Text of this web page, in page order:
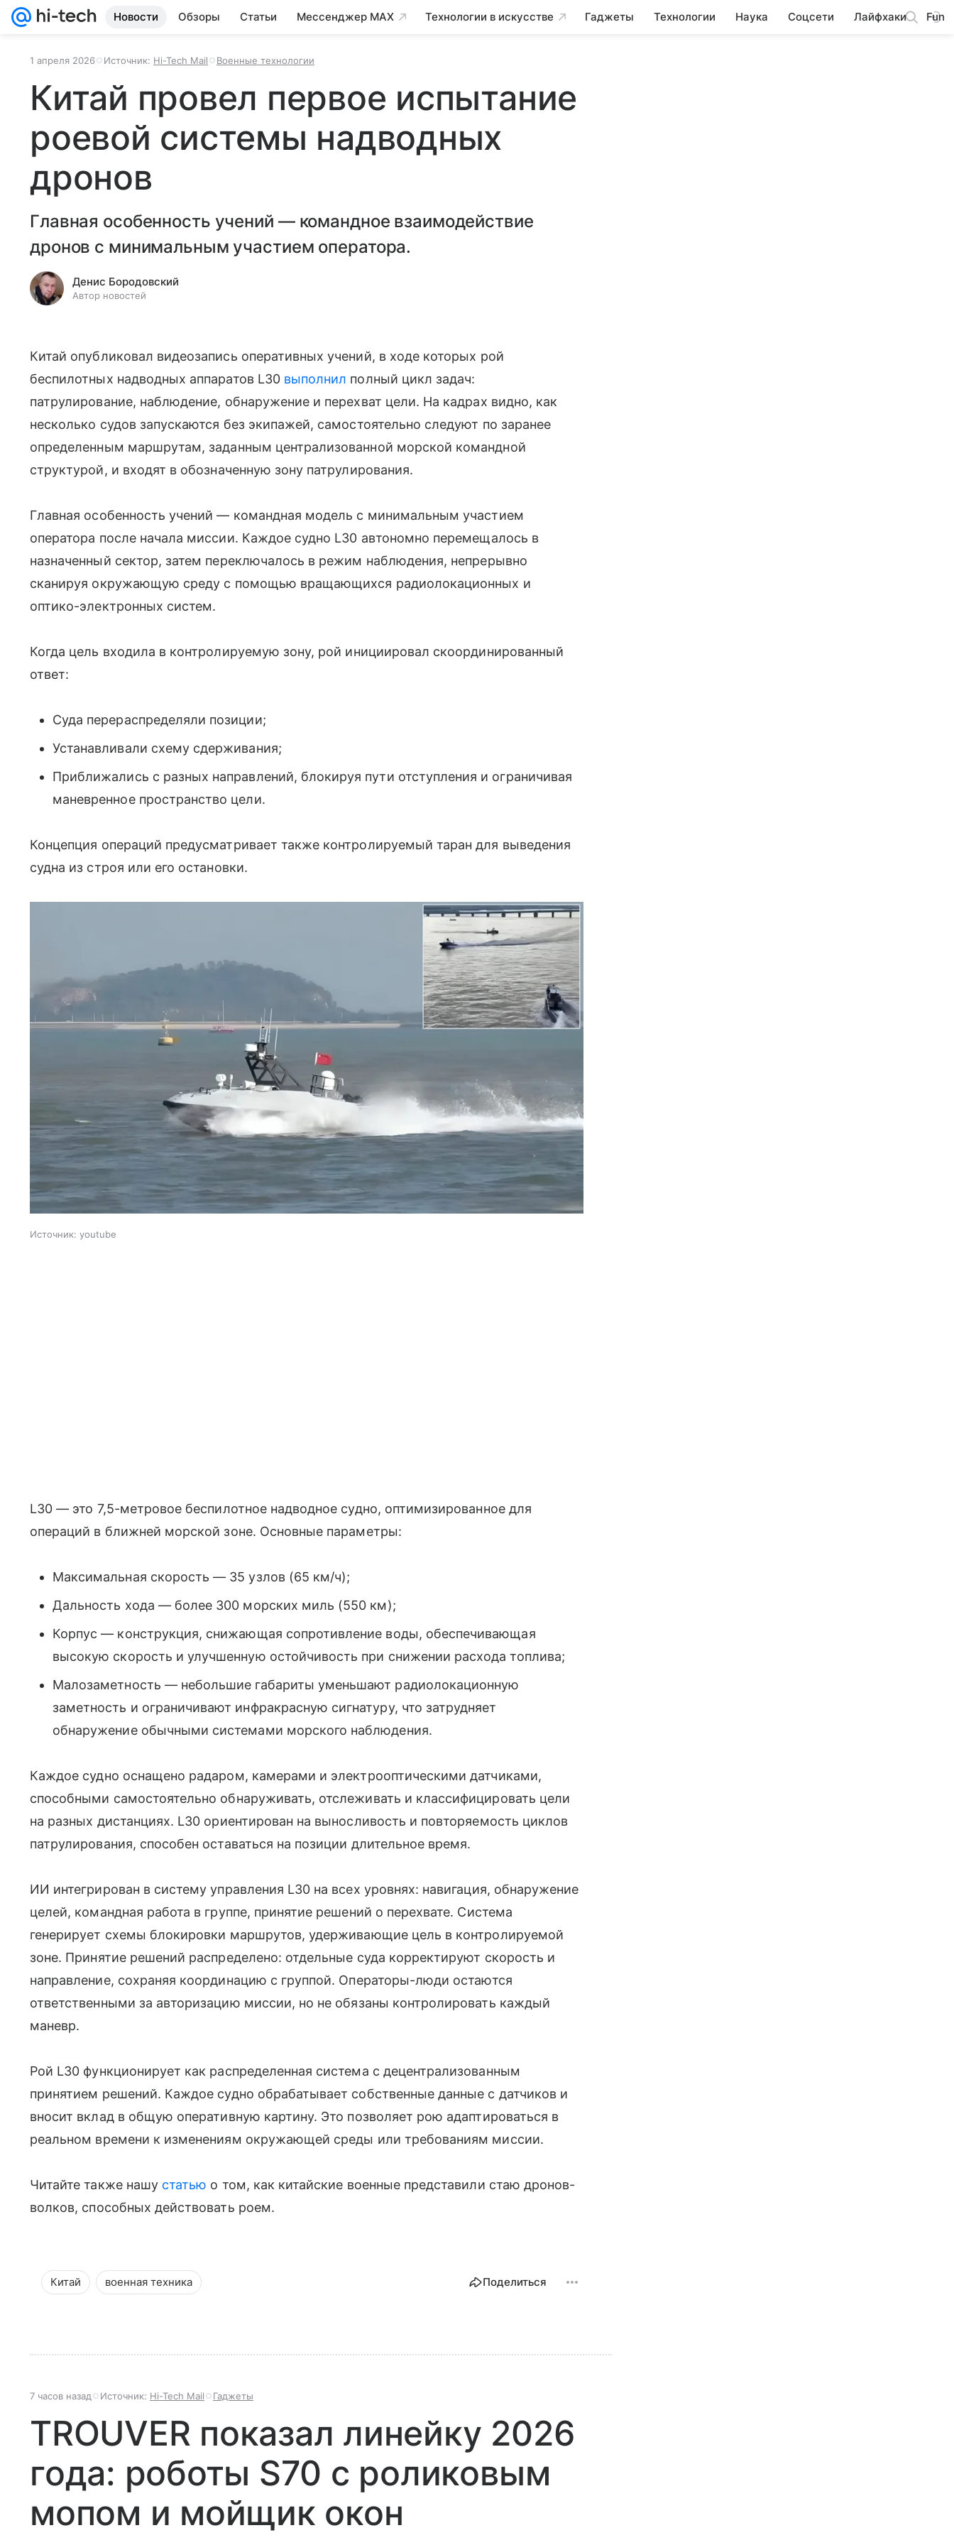
Новости Обзоры Статьи Мессенджер MAX Технологии в искусстве Гаджеты Технологии Наука Соцсети Лайфхаки Fun
1 апреля 2026 Источник: Hi-Tech Mail Военные технологии
Китай провел первое испытание
роевой системы надводных
дронов
Главная особенность учений — командное взаимодействие
дронов с минимальным участием оператора.
Денис Бородовский
Автор новостей
Китай опубликовал видеозапись оперативных учений, в ходе которых рой
беспилотных надводных аппаратов L30 выполнил полный цикл задач:
патрулирование, наблюдение, обнаружение и перехват цели. На кадрах видно, как
несколько судов запускаются без экипажей, самостоятельно следуют по заранее
определенным маршрутам, заданным централизованной морской командной
структурой, и входят в обозначенную зону патрулирования.
Главная особенность учений — командная модель с минимальным участием
оператора после начала миссии. Каждое судно L30 автономно перемещалось в
назначенный сектор, затем переключалось в режим наблюдения, непрерывно
сканируя окружающую среду с помощью вращающихся радиолокационных и
оптико-электронных систем.
Когда цель входила в контролируемую зону, рой инициировал скоординированный
ответ:
Суда перераспределяли позиции;
Устанавливали схему сдерживания;
Приближались с разных направлений, блокируя пути отступления и ограничивая
маневренное пространство цели.
Концепция операций предусматривает также контролируемый таран для выведения
судна из строя или его остановки.
Источник: youtube
L30 — это 7,5-метровое беспилотное надводное судно, оптимизированное для
операций в ближней морской зоне. Основные параметры:
Максимальная скорость — 35 узлов (65 км/ч);
Дальность хода — более 300 морских миль (550 км);
Корпус — конструкция, снижающая сопротивление воды, обеспечивающая
высокую скорость и улучшенную остойчивость при снижении расхода топлива;
Малозаметность — небольшие габариты уменьшают радиолокационную
заметность и ограничивают инфракрасную сигнатуру, что затрудняет
обнаружение обычными системами морского наблюдения.
Каждое судно оснащено радаром, камерами и электрооптическими датчиками,
способными самостоятельно обнаруживать, отслеживать и классифицировать цели
на разных дистанциях. L30 ориентирован на выносливость и повторяемость циклов
патрулирования, способен оставаться на позиции длительное время.
ИИ интегрирован в систему управления L30 на всех уровнях: навигация, обнаружение
целей, командная работа в группе, принятие решений о перехвате. Система
генерирует схемы блокировки маршрутов, удерживающие цель в контролируемой
зоне. Принятие решений распределено: отдельные суда корректируют скорость и
направление, сохраняя координацию с группой. Операторы-люди остаются
ответственными за авторизацию миссии, но не обязаны контролировать каждый
маневр.
Рой L30 функционирует как распределенная система с децентрализованным
принятием решений. Каждое судно обрабатывает собственные данные с датчиков и
вносит вклад в общую оперативную картину. Это позволяет рою адаптироваться в
реальном времени к изменениям окружающей среды или требованиям миссии.
Читайте также нашу статью о том, как китайские военные представили стаю дронов-
волков, способных действовать роем.
Китай военная техника Поделиться
7 часов назад Источник: Hi-Tech Mail Гаджеты
TROUVER показал линейку 2026
года: роботы S70 с роликовым
мопом и мойщик окон